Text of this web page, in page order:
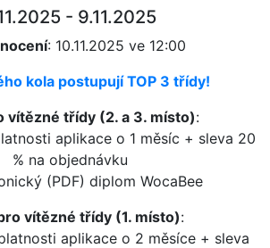
- 9.11.2025
: 10.11.2025 ve 12:00
kola postupují TOP 3 třídy!
vítězné třídy (2. a 3. místo):
aplikace o 1 měsíc + sleva 20
% na objednávku
(PDF) diplom WocaBee
vítězné třídy (1. místo):
aplikace o 2 měsíce + sleva